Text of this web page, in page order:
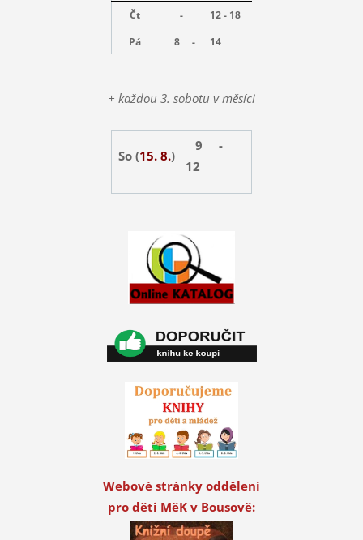
Čt
-
12 - 18
Pá
8 - 14
+ každou 3. sobotu v měsíci
So (15. 8.)
9 -
12
Webové stránky oddělení
pro děti MěK v Bousově: